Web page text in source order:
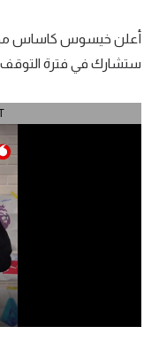
الدوري الإنجليزي الممتاز
الدوري الإسباني
الدوري السعودي
أعلن خيسوس كاساس
ستشارك في فترة التوقف